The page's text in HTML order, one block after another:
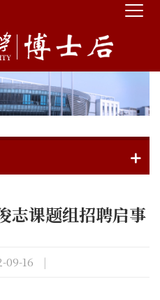
志课题组招聘启事
09-16 |